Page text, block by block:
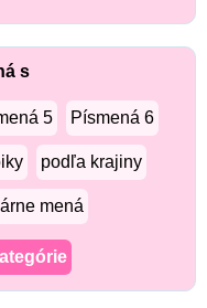
s
5 Písmená 6
podľa krajiny
mená